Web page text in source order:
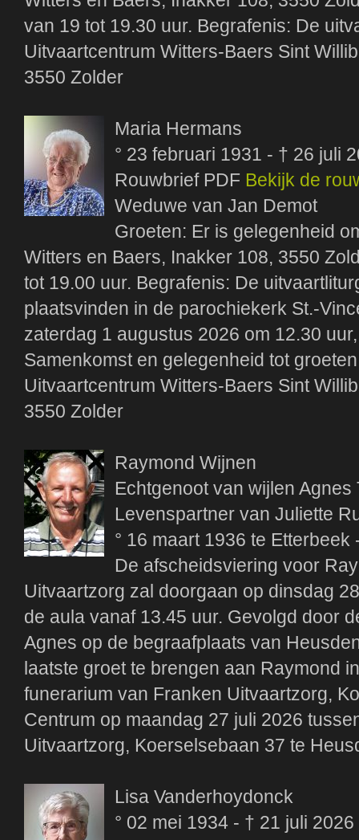
van 19 tot 19.30 uur. Begrafenis: De
Uitvaartcentrum Witters-Baers Sint
3550 Zolder
Maria Hermans
° 23 februari 1931 - † 26 juli
Rouwbrief PDF Bekijk de
Weduwe van Jan Demot
Groeten: Er is gelegenheid
Witters en Baers, Inakker 108, 3550
tot 19.00 uur. Begrafenis: De
plaatsvinden in de parochiekerk St.-
zaterdag 1 augustus 2026 om 12.30
Samenkomst en gelegenheid tot
Uitvaartcentrum Witters-Baers Sint
3550 Zolder
Raymond Wijnen
Echtgenoot van wijlen
Levenspartner van Juliette
° 16 maart 1936 te
De afscheidsviering voor
Uitvaartzorg zal doorgaan op dinsdag
de aula vanaf 13.45 uur. Gevolgd door
Agnes op de begraafplaats van
laatste groet te brengen aan Raymond
funerarium van Franken Uitvaartzorg,
Centrum op maandag 27 juli 2026
Uitvaartzorg, Koerselsebaan 37 te
Lisa Vanderhoydonck
° 02 mei 1934 - † 21 juli 2026